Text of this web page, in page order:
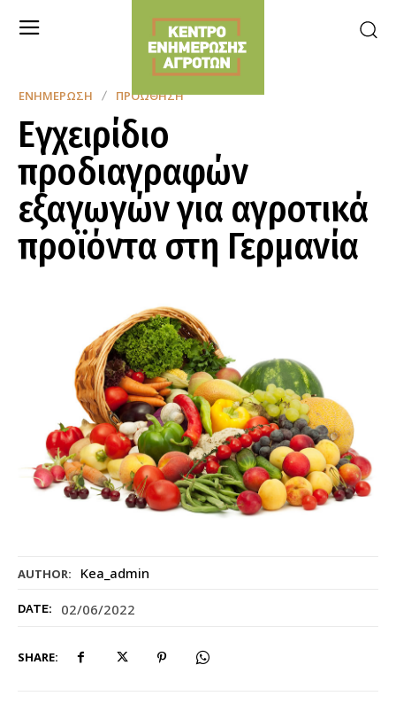
AUTHOR: Kea_admin
DATE: 02/06/2022
SHARE:
ΕΝΗΜΈΡΩΣΗ ΠΡΟΏΘΗΣΗ
Eγχειρίδιο
προδιαγραφών
εξαγωγών για αγροτικά
προϊόντα στη Γερμανία